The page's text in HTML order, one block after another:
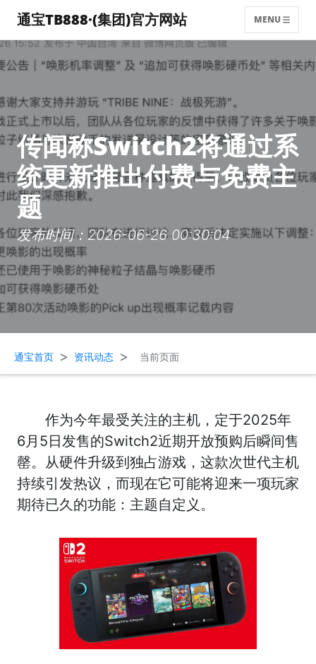
通宝TB888·(集团)官方网站 MENU
传闻称Switch2将通过系
统更新推出付费与免费主
题
发布时间：2026-06-26 00:30:04
通宝首页 > 资讯动态 > 当前页面
作为今年最受关注的主机，定于2025年
6月5日发售的Switch2近期开放预购后瞬间售
罄。从硬件升级到独占游戏，这款次世代主机
持续引发热议，而现在它可能将迎来一项玩家
期待已久的功能：主题自定义。